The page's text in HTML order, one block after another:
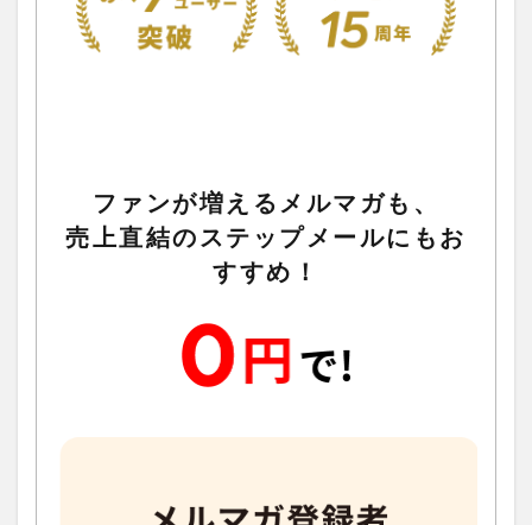
ファンが増えるメルマガも、
売上直結のステップメールにもお
すすめ！